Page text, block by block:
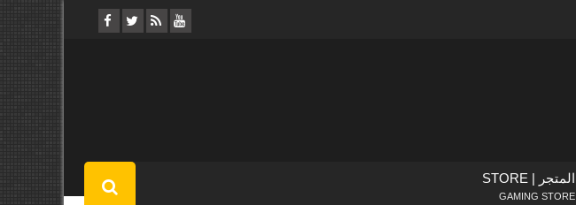
المتجر | STORE
GAMING STORE